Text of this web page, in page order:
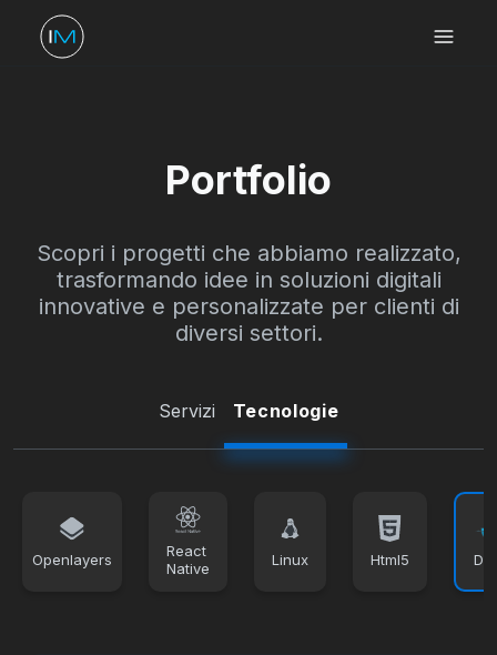
Portfolio
Scopri i progetti che abbiamo realizzato,
trasformando idee in soluzioni digitali
innovative e personalizzate per clienti di
diversi settori.
Servizi Tecnologie
Openlayers
React
Native
Linux Html5